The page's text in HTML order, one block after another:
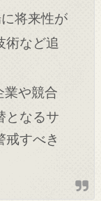
将来性が
術など追
や競合
となるサ
戒すべき